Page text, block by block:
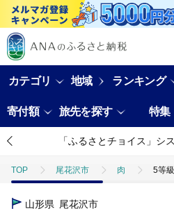
カテゴリ 地域 ランキング
寄付額 旅先を探す 特集
「ふるさとチョイス」シ
TOP 尾花沢市 肉 5等
TOP
山形県 尾花沢市